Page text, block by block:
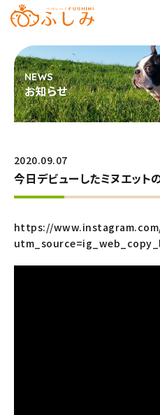
お知らせ
2020.09.07
今日デビューしたミヌエット
https://www.instagram.com/